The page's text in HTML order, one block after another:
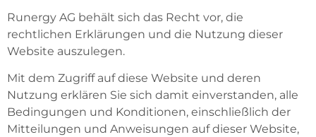
Runergy AG behält sich das Recht vor, die
rechtlichen Erklärungen und die Nutzung dieser
Website auszulegen.
Mit dem Zugriff auf diese Website und deren
Nutzung erklären Sie sich damit einverstanden, alle
Bedingungen und Konditionen, einschließlich der
Mitteilungen und Anweisungen auf dieser Website,